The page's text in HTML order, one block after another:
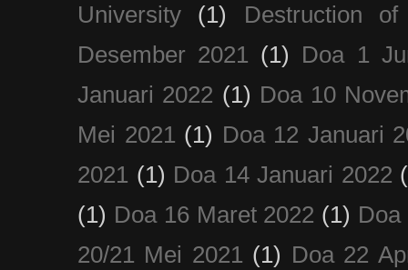
University
(1)
Destruction
Desember 2021 (1)
Doa 1
Januari 2022 (1) Doa 10
Mei 2021 (1) Doa 12 Januari
2021 (1) Doa 14 Januari 2022
(1) Doa 16 Maret 2022 (1) Doa
20/21 Mei 2021 (1) Doa 22